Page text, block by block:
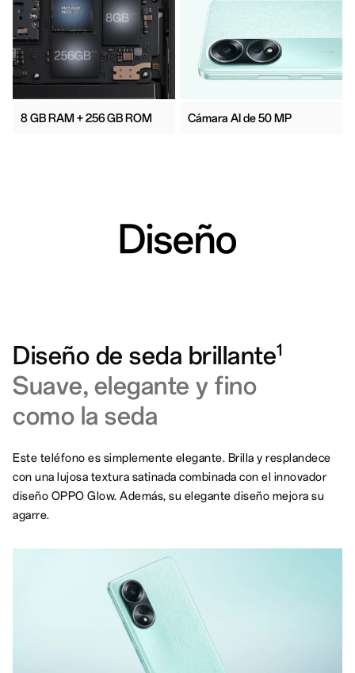
8 GB RAM + 256 GB ROM Cámara AI de 50 MP
Diseño
Diseño de seda brillante1
Suave, elegante y fino
como la seda
Este teléfono es simplemente elegante. Brilla y resplandece
con una lujosa textura satinada combinada con el innovador
diseño OPPO Glow. Además, su elegante diseño mejora su
agarre.